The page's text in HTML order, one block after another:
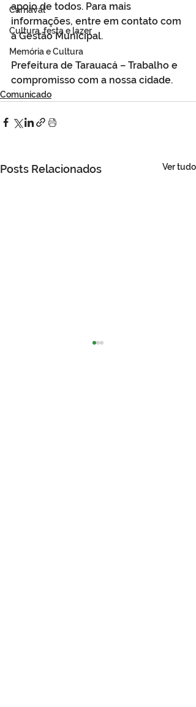
Carnaval
Cultura, festa e lazer
Memória e Cultura
apoio de todos. Para mais
informações, entre em contato com
a Gestão Municipal.
Prefeitura de Tarauacá – Trabalho e
compromisso com a nossa cidade.
Comunicado
Posts Relacionados Ver tudo